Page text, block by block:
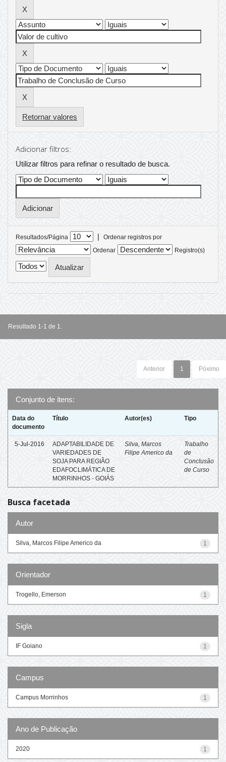
Retornar valores
Adicionar filtros:
Utilizar filtros para refinar o resultado de busca.
Resultados/Página |
Ordenar registros por
Ordenar
Registro(s)
Resultado 1-1 de 1.
Anterior 1 Póximo
Conjunto de itens:
Data do
documento
Título Autor(es) Tipo
5-Jul-2016
ADAPTABILIDADE DE
VARIEDADES DE
SOJA PARA REGIÃO
EDAFOCLIMÁTICA DE
MORRINHOS - GOIÁS
Silva, Marcos
Filipe Americo da
Trabalho
de
Conclusão
de Curso
Busca facetada
Autor
1
Silva, Marcos Filipe Americo da
Orientador
1
Trogello, Emerson
Sigla
1
IF Goiano
Campus
1
Campus Morrinhos
Ano de Publicação
1
2020